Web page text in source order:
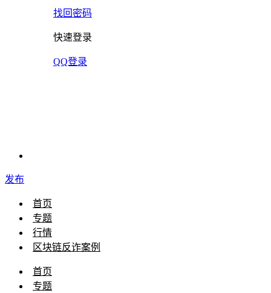
找回密码
快速登录
QQ登录
发布
首页
专题
行情
区块链反诈案例
首页
专题